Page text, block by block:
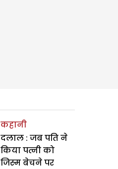
कहानी
दलाल : जब पति ने
किया पत्नी को
जिस्म बेचने पर